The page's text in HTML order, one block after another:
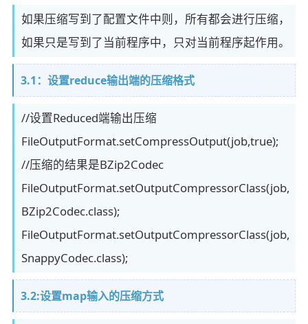
如果压缩写到了配置文件中则，所有都会进行压缩，
如果只是写到了当前程序中，只对当前程序起作用。
3.1：设置reduce输出端的压缩格式
//设置Reduced端输出压缩
FileOutputFormat.setCompressOutput(job,true);
//压缩的结果是BZip2Codec
FileOutputFormat.setOutputCompressorClass(job,
BZip2Codec.class);
FileOutputFormat.setOutputCompressorClass(job,
SnappyCodec.class);
3.2:设置map输入的压缩方式